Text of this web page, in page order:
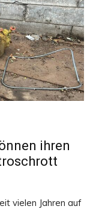
ihren
vielen Jahren auf